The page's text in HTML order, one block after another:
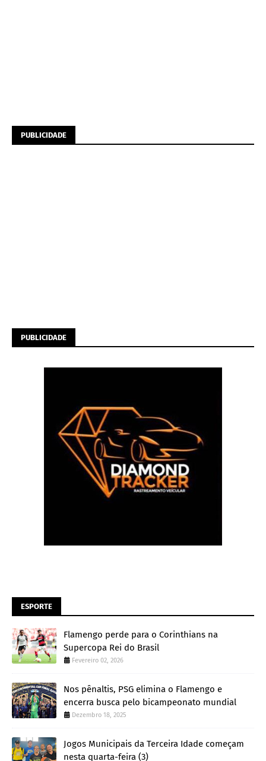
PUBLICIDADE
PUBLICIDADE
ESPORTE
Flamengo perde para o Corinthians na
Supercopa Rei do Brasil
Fevereiro 02, 2026
Nos pênaltis, PSG elimina o Flamengo e
encerra busca pelo bicampeonato mundial
Dezembro 18, 2025
Jogos Municipais da Terceira Idade começam
nesta quarta-feira (3)